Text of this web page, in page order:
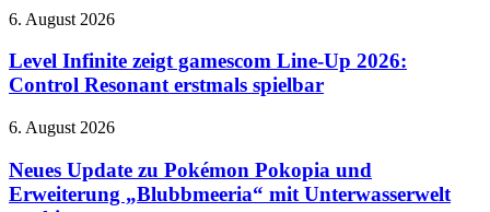
bei
Video
Level
zeigt
gamescom
Line-
2026:
Resonant
erstmals
6. August 2026
Level Infinite zeigt gamescom Line-Up 2026:
Control Resonant erstmals spielbar
Neues
zu
Pokémon
Pokopia
6. August 2026
Neues Update zu Pokémon Pokopia und
Erweiterung „Blubbmeeria“ mit Unterwasserwelt